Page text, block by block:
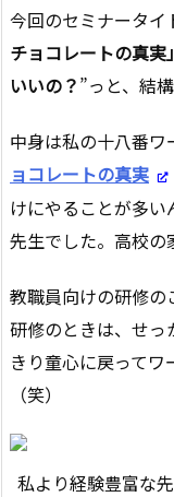
今回のセミナータイ
チョコレートの真
いいの？”っと、結
中身は私の十八番
ョコレートの真実
けにやることが多
先生でした。高校の
教職員向けの研修の
研修のときは、せっ
きり童心に戻って
（笑）
私より経験豊富な